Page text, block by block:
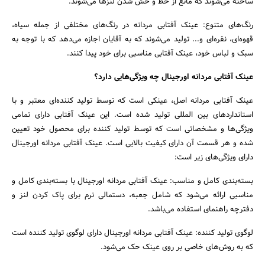
رنگ‌های متنوع: عینک آفتابی مردانه در رنگ‌های مختلفی از جمله سیاه،
قهوه‌ای، نقره‌ای و... تولید می‌شوند که به آقایان اجازه می‌دهد که با توجه به
سبک و لباس خود، عینک آفتابی مناسبی برای خود پیدا کنند.
عینک آفتابی مردانه اورجینال چه ویژگی‌هایی دارد؟
عینک آفتابی مردانه اصل، عینکی است که توسط تولید کننده‌ای معتبر و با
استانداردهای بین المللی تولید شده است. این عینک آفتابی دارای تمامی
‌ویژگی‌ها و مشخصاتی است که توسط تولید کننده برای محصول خود تعیین
شده و هر قسمت آن دارای کیفیت بالایی است. عینک آفتابی مردانه اورجینال
دارای ویژگی‌های زیر است:
بسته‌بندی کامل و مناسب: عینک آفتابی مردانه اورجینال با بسته‌بندی کامل و
مناسبی ارائه می‌شود که شامل جعبه، دستمالی نرم برای پاک کردن لنز و
دفترچه راهنمای استفاده می‌باشد.
لوگوی تولید کننده: عینک آفتابی مردانه اورجینال دارای لوگوی تولید کننده است
که به روش‌های خاصی بر روی عینک حک می‌شود.